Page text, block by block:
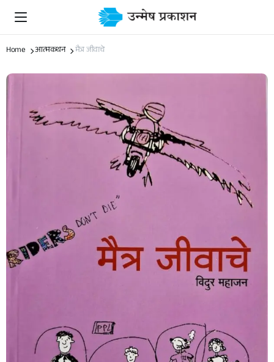
Home आत्मकथन मैत्र जीवाचे